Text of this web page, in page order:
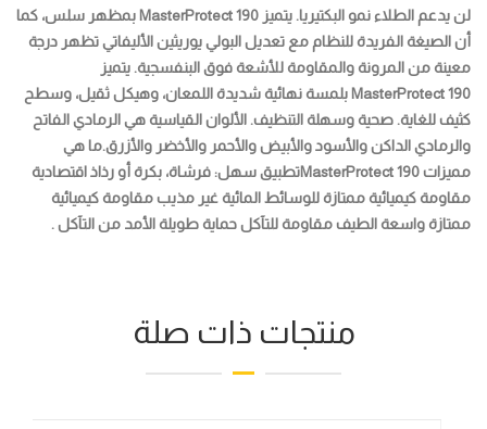
لن يدعم الطلاء نمو البكتيريا. يتميز MasterProtect 190 بمظهر سلس، كما
أن الصيغة الفريدة للنظام مع تعديل البولي يوريثين الأليفاتي تظهر درجة
معينة من المرونة والمقاومة للأشعة فوق البنفسجية. يتميز
MasterProtect 190 بلمسة نهائية شديدة اللمعان، وهيكل ثقيل، وسطح
كثيف للغاية. صحية وسهلة التنظيف. الألوان القياسية هي الرمادي الفاتح
والرمادي الداكن والأسود والأبيض والأحمر والأخضر والأزرق.ما هي
مميزات MasterProtect 190
تطبيق سهل: فرشاة، بكرة أو رذاذ اقتصادية
مقاومة كيميائية ممتازة للوسائط المائية غير مذيب مقاومة كيميائية
ممتازة واسعة الطيف مقاومة للتآكل حماية طويلة الأمد من التآكل .
منتجات ذات صلة